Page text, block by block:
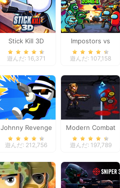
Stick Kill 3D
遊んだ: 16,371
Impostors vs
Zombies: Survival
遊んだ: 107,158
Johnny Revenge
遊んだ: 212,756
Modern Combat
Defense
遊んだ: 197,789